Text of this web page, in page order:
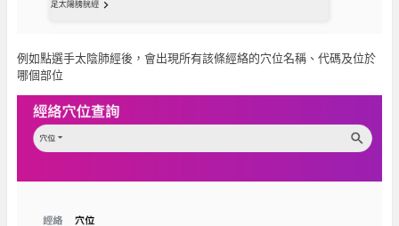
例如點選手太陰肺經後，會出現所有該條經絡的穴位名稱、代碼及位於
哪個部位